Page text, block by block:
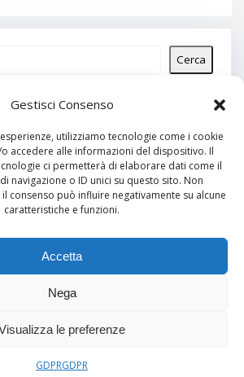
Gestisci Consenso
utilizziamo tecnologie come i cookie
accedere alle informazioni del dispositivo. Il
ci permetterà di elaborare dati come il
navigazione o ID unici su questo sito. Non
consenso può influire negativamente su alcune
caratteristiche e funzioni.
Accetta
Nega
le preferenze
GDPRGDPR
Cerca
Articoli recenti
recenti
commento da mostrare.
archivio da mostrare.
Categorie
Nessuna categoria